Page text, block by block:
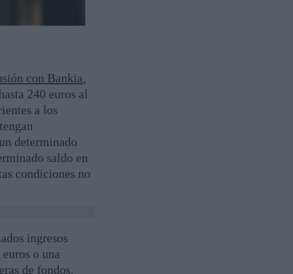
con Bankia,
240 euros al
a los
determinado
saldo en
condiciones no
ingresos
o una
de fondos,